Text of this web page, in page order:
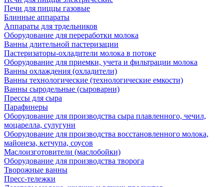
Печи для пиццы газовые
Блинные аппараты
Аппараты для трдельников
Оборудование для переработки молока
Ванны длительной пастеризации
Пастеризаторы-охладители молока в потоке
Оборудование для приемки, учета и фильтрации молока
Ванны охлаждения (охладители)
Ванны технологические (технологические емкости)
Ванны сыродельные (сыроварни)
Прессы для сыра
Парафинеры
Оборудование для производства сыра плавленного, чечил,
моцарелла, сулугуни
Оборудование для производства восстановленного молока,
майонеза, кетчупа, соусов
Маслоизготовители (маслобойки)
Оборудование для производства творога
Творожные ванны
Пресс-тележки